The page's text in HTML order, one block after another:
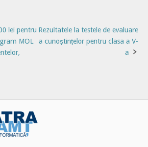
lei pentru
MOL
Rezultatele la testele de evaluare
a cunoștințelor pentru clasa a V-
a